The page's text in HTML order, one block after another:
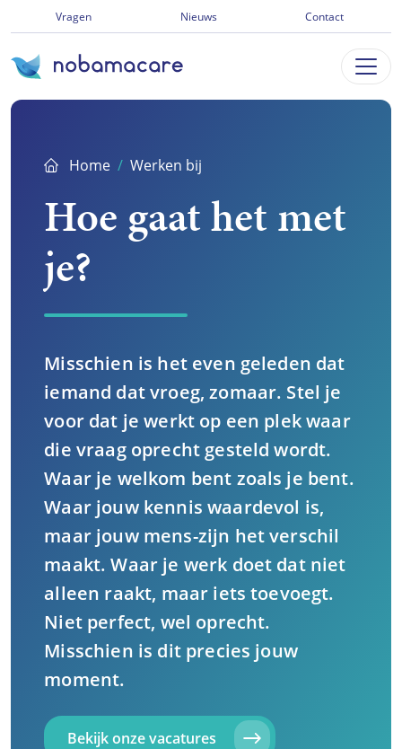
direct
naar
inhoud
Vragen Nieuws Contact
Home Werken bij
Hoe gaat het met
je?
Misschien is het even geleden dat
iemand dat vroeg, zomaar. Stel je
voor dat je werkt op een plek waar
die vraag oprecht gesteld wordt.
Waar je welkom bent zoals je bent.
Waar jouw kennis waardevol is,
maar jouw mens-zijn het verschil
maakt. Waar je werk doet dat niet
alleen raakt, maar iets toevoegt.
Niet perfect, wel oprecht.
Misschien is dit precies jouw
moment.
Bekijk onze vacatures